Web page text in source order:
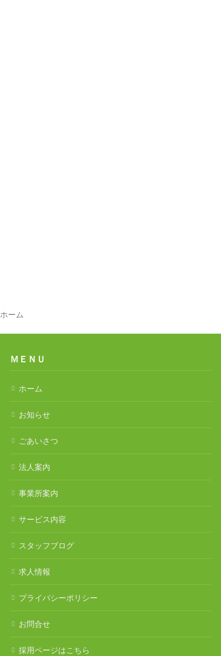
ＭＥＮＵ
ホーム
お知らせ
ごあいさつ
法人案内
事業所案内
サービス内容
スタッフブログ
求人情報
プライバシーポリシー
お問合せ
採用ページはこちら
ホーム
法人案内
事業所案内
特別養護老人ホーム チアフル遠見塚
遠見塚居宅介護支援センター
遠見塚地域包括支援センター
地域密着型特別養護老人ホームチアフル古城
特別養護老人ホーム チアフル岩沼
ケアハウス チアフル岩沼
岩沼西地域包括支援センター
岩沼南デイサービスセンター
岩沼南居宅介護支援センター
地域密着型特別養護老人ホームチアフル三色吉